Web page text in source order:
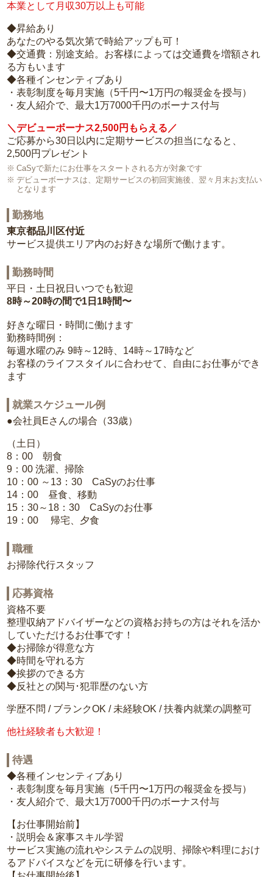
本業として月収30万以上も可能
◆昇給あり
あなたのやる気次第で時給アップも可！
◆交通費：別途支給。お客様によっては交通費を増額され
る方もいます
◆各種インセンティブあり
・表彰制度を毎月実施（5千円〜1万円の報奨金を授与）
・友人紹介で、最大1万7000千円のボーナス付与
＼デビューボーナス2,500円もらえる／
ご応募から30日以内に定期サービスの担当になると、
2,500円プレゼント
CaSyで新たにお仕事をスタートされる方が対象です
デビューボーナスは、定期サービスの初回実施後、翌々月末お支払い
となります
勤務地
東京都品川区付近
サービス提供エリア内のお好きな場所で働けます。
勤務時間
平日・土日祝日いつでも歓迎
8時～20時の間で1日1時間〜
好きな曜日・時間に働けます
勤務時間例：
毎週水曜のみ 9時～12時、14時～17時など
お客様のライフスタイルに合わせて、自由にお仕事ができ
ます
就業スケジュール例
●会社員Eさんの場合（33歳）
（土日）
8：00 朝食
9：00 洗濯、掃除
10：00 ～13：30 CaSyのお仕事
14：00 昼食、移動
15：30～18：30 CaSyのお仕事
19：00 帰宅、夕食
職種
お掃除代行スタッフ
応募資格
資格不要
整理収納アドバイザーなどの資格お持ちの方はそれを活か
していただけるお仕事です！
◆お掃除が得意な方
◆時間を守れる方
◆挨拶のできる方
◆反社との関与･犯罪歴のない方
学歴不問 / ブランクOK / 未経験OK / 扶養内就業の調整可
他社経験者も大歓迎！
待遇
◆各種インセンティブあり
・表彰制度を毎月実施（5千円〜1万円の報奨金を授与）
・友人紹介で、最大1万7000千円のボーナス付与
【お仕事開始前】
・説明会＆家事スキル学習
サービス実施の流れやシステムの説明、掃除や料理におけ
るアドバイスなどを元に研修を行います。